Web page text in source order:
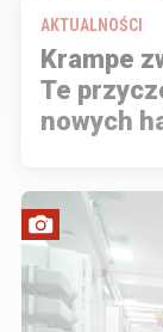
AKTUALNOŚCI
Krampe
Te
nowych